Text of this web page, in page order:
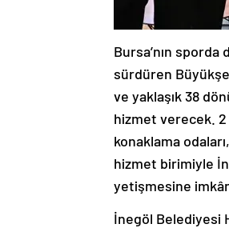
Bursa’nın
sürdüren
ve yaklaşık 38
hizmet verecek.
konaklama
hizmet birimiyle
yetişmesine
İnegöl Belediyesi